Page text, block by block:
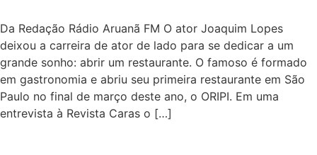
Da Redação Rádio Aruanã FM O ator Joaquim Lopes
deixou a carreira de ator de lado para se dedicar a um
grande sonho: abrir um restaurante. O famoso é formado
em gastronomia e abriu seu primeira restaurante em São
Paulo no final de março deste ano, o ORIPI. Em uma
entrevista à Revista Caras o […]